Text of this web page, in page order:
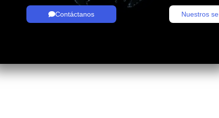
Contáctanos Nuestros